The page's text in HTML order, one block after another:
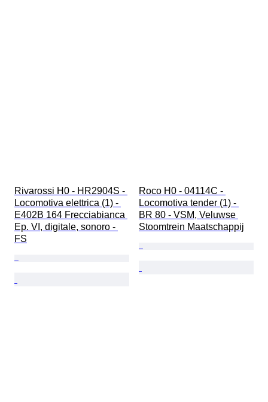
Rivarossi H0 - HR2904S -
Locomotiva elettrica (1) -
E402B 164 Frecciabianca
Ep. VI, digitale, sonoro -
FS
Roco H0 - 04114C -
Locomotiva tender (1) -
BR 80 - VSM, Veluwse
Stoomtrein Maatschappij